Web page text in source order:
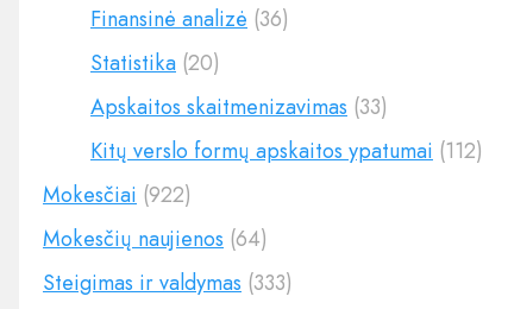
Finansinė analizė (36)
Statistika (20)
Apskaitos skaitmenizavimas (33)
Kitų verslo formų apskaitos ypatumai (112)
Mokesčiai (922)
Mokesčių naujienos (64)
Steigimas ir valdymas (333)